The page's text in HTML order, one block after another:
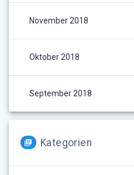
November 2018
Oktober 2018
September 2018
Kategorien